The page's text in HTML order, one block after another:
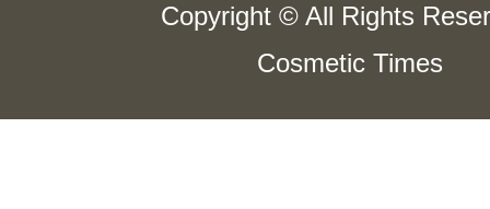
Copyright © All Rights
Cosmetic Times